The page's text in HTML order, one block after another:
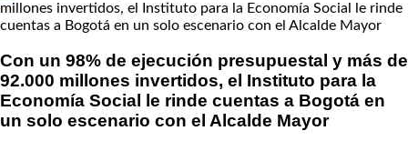
Con un 98% de ejecución presupuestal y más de
92.000 millones invertidos, el Instituto para la
Economía Social le rinde cuentas a Bogotá en
un solo escenario con el Alcalde Mayor